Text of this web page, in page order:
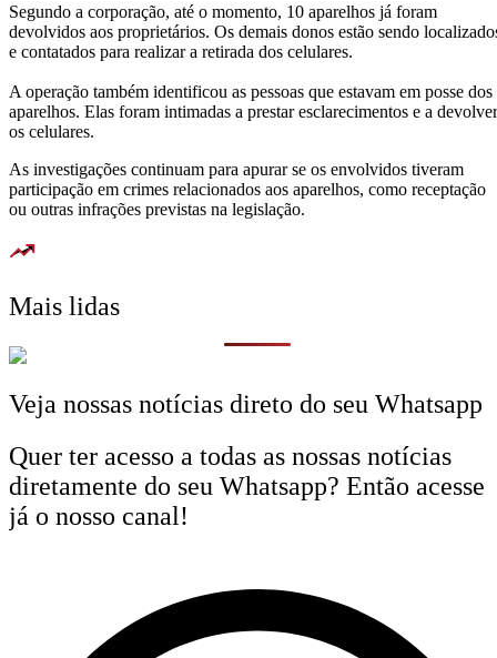
Segundo a corporação, até o momento, 10 aparelhos já foram
devolvidos aos proprietários. Os demais donos estão sendo
e contatados para realizar a retirada dos celulares.
A operação também identificou as pessoas que estavam em posse dos
aparelhos. Elas foram intimadas a prestar esclarecimentos e a devolver
os celulares.
As investigações continuam para apurar se os envolvidos tiveram
participação em crimes relacionados aos aparelhos, como receptação
ou outras infrações previstas na legislação.
Mais lidas
Veja nossas notícias direto do seu Whatsapp
Quer ter acesso a todas as nossas notícias
diretamente do seu Whatsapp? Então acesse
já o nosso canal!